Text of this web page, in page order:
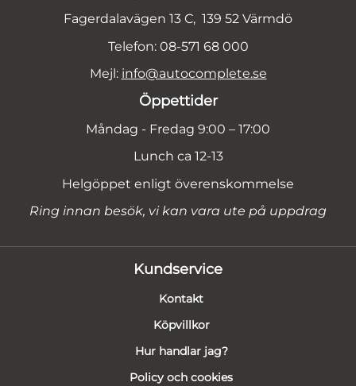
Fagerdalavägen 13 C, 139 52 Värmdö
Telefon: 08-571 68 000
Mejl: info@autocomplete.se
Öppettider
Måndag - Fredag 9:00 – 17:00
Lunch ca 12-13
Helgöppet enligt överenskommelse
Ring innan besök, vi kan vara ute på uppdrag
Kundservice
Kontakt
Köpvillkor
Hur handlar jag?
Policy och cookies